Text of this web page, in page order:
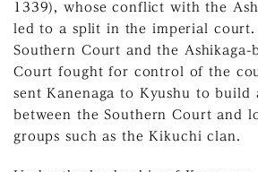
1339), whose conflict with the
led to a split in the imperial court.
Southern Court and the Ashikaga-
Court fought for control of the
sent Kanenaga to Kyushu to build
between the Southern Court and
groups such as the Kikuchi clan.